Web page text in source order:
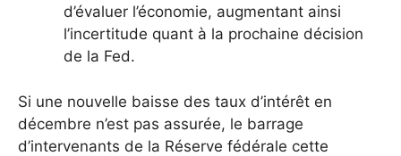
d’évaluer l’économie, augmentant ainsi
l’incertitude quant à la prochaine décision
de la Fed.
Si une nouvelle baisse des taux d’intérêt en
décembre n’est pas assurée, le barrage
d’intervenants de la Réserve fédérale cette